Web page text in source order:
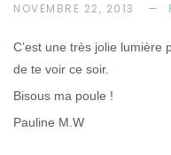
NOVEMBRE 22, 2013
C’est une très jolie lumière
de te voir ce soir.
Bisous ma poule !
Pauline M.W